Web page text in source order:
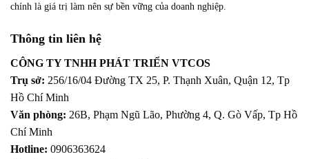
chính là giá trị làm nên sự bền vững của doanh nghiệp.
Thông tin liên hệ
CÔNG TY TNHH PHÁT TRIỂN VTCOS
Trụ sở: 256/16/04 Đường TX 25, P. Thạnh Xuân, Quận 12, Tp
Hồ Chí Minh
Văn phòng: 26B, Phạm Ngũ Lão, Phường 4, Q. Gò Vấp, Tp Hồ
Chí Minh
Hotline: 0906363624